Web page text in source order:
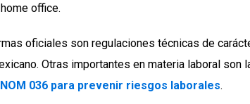
office.
oficiales son regulaciones técnicas de
Otras importantes en materia laboral son
NOM 036 para prevenir riesgos laborales.